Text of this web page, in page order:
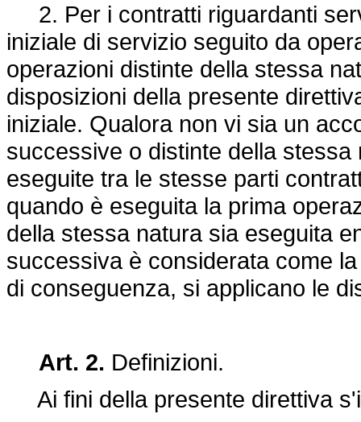
2. Per i contratti riguardanti
iniziale di servizio seguito da
operazioni distinte della stessa
disposizioni della presente
iniziale. Qualora non vi sia un
successive o distinte della
eseguite tra le stesse parti
quando è eseguita la prima
della stessa natura sia eseguita
successiva è considerata come
di conseguenza, si applicano le
Art. 2. Definizioni.
Ai fini della presente direttiva